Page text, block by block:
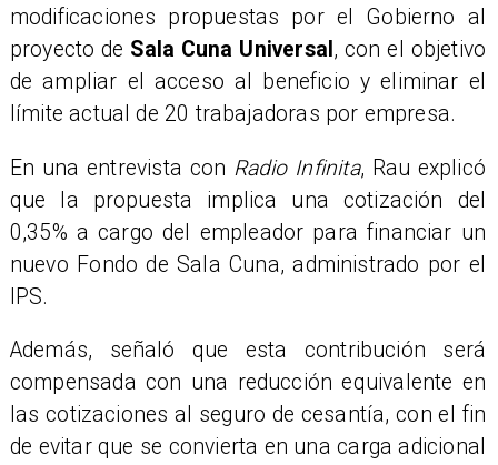
modificaciones propuestas por el Gobierno al
proyecto de Sala Cuna Universal , con el objetivo
de ampliar el acceso al beneficio y eliminar el
límite actual de 20 trabajadoras por empresa.
En una entrevista con Radio Infinita, Rau explicó
que la propuesta implica una cotización del
0,35% a cargo del empleador para financiar un
nuevo Fondo de Sala Cuna, administrado por el
IPS.
Además, señaló que esta contribución será
compensada con una reducción equivalente en
las cotizaciones al seguro de cesantía, con el fin
de evitar que se convierta en una carga adicional